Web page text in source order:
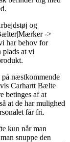
og
->
har behov for
plads at vi
på næstkommende
Carhartt Bælte
betinges af at
at de har mulighed
får fri.
kun når man
snuppe den